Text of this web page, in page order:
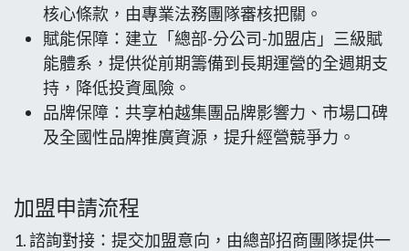
核心條款，由專業法務團隊審核把關。
賦能保障：建立「總部-分公司-加盟店」三級賦
能體系，提供從前期籌備到長期運營的全週期支
持，降低投資風險。
品牌保障：共享柏越集團品牌影響力、市場口碑
及全國性品牌推廣資源，提升經營競爭力。
加盟申請流程
1. 諮詢對接：提交加盟意向，由總部招商團隊提供一